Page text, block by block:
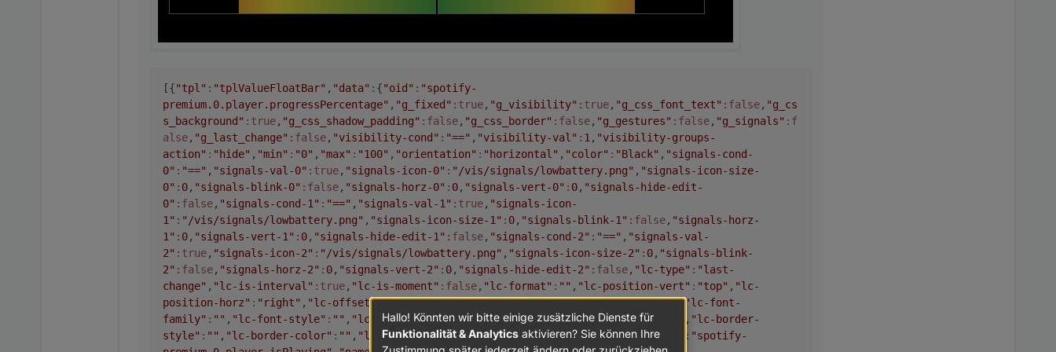
[{"tpl" : "tplValueFloatBar" , "data" : {"oid" : "spotify-
premium.0.player.progressPercentage" , "g_fixed" :true, "g_visibility" :true, "g_css_font_text" :false, "g_cs
s_background" :true, "g_css_shadow_padding" :false, "g_css_border" :false, "g_gestures" :false, "g_signals" :f
alse, "g_last_change" :false, "visibility-cond" : "==" , "visibility-val" : 1 , "visibility-groups-
action" : "hide" , "min" : "0" , "max" : "100" , "orientation" : "horizontal" , "color" : "Black" , "signals-cond-
0" : "==" , "signals-val-0" :true, "signals-icon-0" : "/vis/signals/lowbattery.png" , "signals-icon-size-
0" : 0, "signals-blink-0" :false, "signals-horz-0" : 0, "signals-vert-0" : 0, "signals-hide-edit-
0" :false, "signals-cond-1" : "==" , "signals-val-1" :true, "signals-icon-
1" : "/vis/signals/lowbattery.png" , "signals-icon-size-1" : 0, "signals-blink-1" :false, "signals-horz-
1" : 0, "signals-vert-1" : 0, "signals-hide-edit-1" :false, "signals-cond-2" : "==" , "signals-val-
2" :true, "signals-icon-2" : "/vis/signals/lowbattery.png" , "signals-icon-size-2" : 0, "signals-blink-
2" :false, "signals-horz-2" : 0, "signals-vert-2" : 0, "signals-hide-edit-2" :false, "lc-type" : "last-
change" , "lc-is-interval" :true, "lc-is-moment" :false, "lc-format" : "" , "lc-position-vert" : "top" , "lc-
position-horz" : "right" , "lc-offset-vert":0,"lc-offset-horz":0,"lc-font-size":"12px","lc-font-
family" : "" , "lc-font-style" : "" , "lc-bkg-color":"" ,"lc-color": "","lc-border-width" , "lc-border-
style" : "" , "lc-border-color" : "" , "lc-border-radius":10,"lc-zindex":0 ,"visibility-oid" : "spotify-
Hallo! Könnten wir bitte einige zusätzliche Dienste für
Funktionalität & Analytics aktivieren? Sie können Ihre